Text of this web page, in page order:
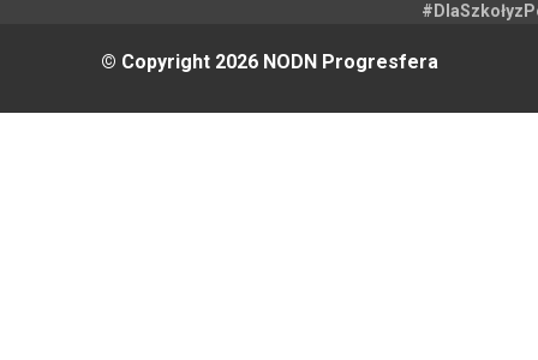
© Copyright 2026 NODN Progresfera